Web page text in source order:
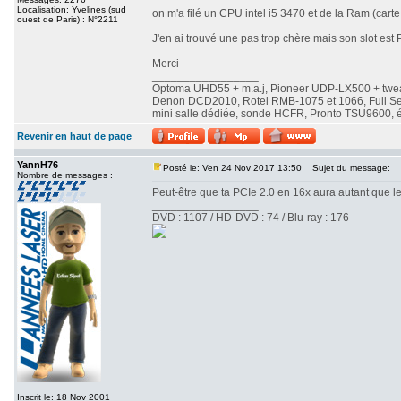
Localisation: Yvelines (sud
ouest de Paris) : N°2211
on m'a filé un CPU intel i5 3470 et de la Ram
J'en ai trouvé une pas trop chère mais son slot
Merci
Optoma UHD55 + m.a.j, Pioneer UDP-LX500 +
Denon DCD2010, Rotel RMB-1075 et 1066, Full
mini salle dédiée, sonde HCFR, Pronto TSU9600,
Revenir en haut de page
YannH76
Nombre de messages :
Inscrit le: 18 Nov 2001
Posté le: Ven 24 Nov 2017 13:50 Sujet du message:
Peut-être que ta PCIe 2.0 en 16x aura autant que
DVD : 1107 / HD-DVD : 74 / Blu-ray : 176